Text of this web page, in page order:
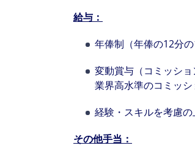
給与：
年俸制（年俸の12分
変動賞与（コミッシ
業界高水準のコミッ
経験・スキルを考慮
その他手当：